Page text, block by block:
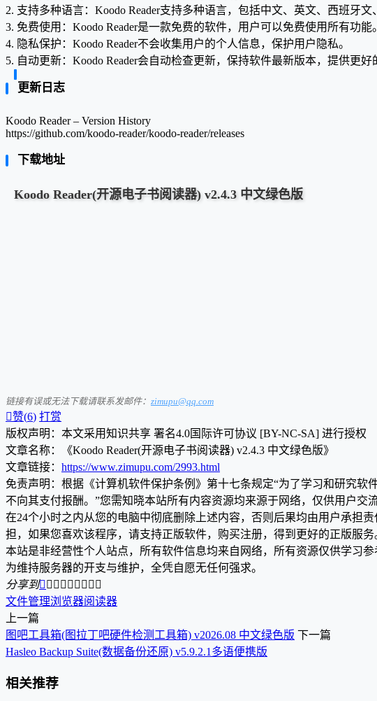
2. 支持多种语言：Koodo Reader支持多种语言，包括中文、英文、西班牙文
3. 免费使用：Koodo Reader是一款免费的软件，用户可以免费使用所有功能。
4. 隐私保护：Koodo Reader不会收集用户的个人信息，保护用户隐私。
5. 自动更新：Koodo Reader会自动检查更新，保持软件最新版本，提供更好
更新日志
Koodo Reader – Version History
https://github.com/koodo-reader/koodo-reader/releases
下载地址
Koodo Reader(开源电子书阅读器) v2.4.3 中文绿色版
链接有误或无法下载请联系发邮件： zimupu@qq.com
赞(6) 打赏
版权声明：本文采用知识共享 署名4.0国际许可协议 [BY-NC-SA] 进行授权
文章名称：《Koodo Reader(开源电子书阅读器) v2.4.3 中文绿色版》
文章链接： https://www.zimupu.com/2993.html
免责声明：根据《计算机软件保护条例》第十七条规定“为了学习和研究
不向其支付报酬。”您需知晓本站所有内容资源均来源于网络，仅供用户
在24个小时之内从您的电脑中彻底删除上述内容，否则后果均由用户承担
担，如果您喜欢该程序，请支持正版软件，购买注册，得到更好的正版服务
本站是非经营性个人站点，所有软件信息均来自网络，所有资源仅供学习
为维持服务器的开支与维护，全凭自愿无任何强求。
分享到        
文件管理浏览器阅读器
上一篇
图吧工具箱(图拉丁吧硬件检测工具箱) v2026.08 中文绿色版 下一篇
Hasleo Backup Suite(数据备份还原) v5.9.2.1多语便携版
相关推荐